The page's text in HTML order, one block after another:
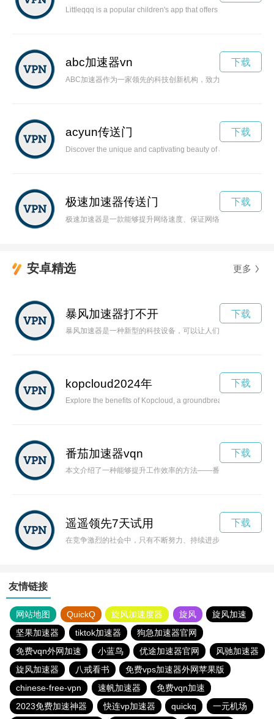
Littleqqq is a popular children's app that offers a wide range
abc加速器vn
ABC加速器作为一家领先的科技创新机构，致力于为创业公司
下载
acyun传送门
Discover the unique and captivating beauty of acyuns in
下载
极速加速器传送门
极速加速器是一款能够提升网络速度、保证网络畅通无阻的工
下载
安卓精选 更多
暴风加速器打不开
暴风加速器是一种新型的科技设备，可以让人们以前所未有的
下载
kopcloud2024年
Explore the benefits of Kopcloud, a groundbreaking cloud
下载
番茄加速器vqn
本文介绍了一种能够提升工作效率的方法——番茄加速器。通过
下载
遥遥领先7天试用
在竞争激烈的社会中，只有不断努力、持续进步才能保持领先
下载
友情链接
网站地图 QuickQ 旋风加速度器 旋风
旋风加速
坚果加速器
tiktok加速器
狗急加速器官网
免费vqn外网加速
小蓝鸟 优途加速器官网
风驰加速器
旋风加速器
八戒看书
免费vps加速器外网苹果版
chinese-free-vpn
速帆加速器
免费vqn加速
2023免费加速神器
快连vp加速器 quickq 一元机场